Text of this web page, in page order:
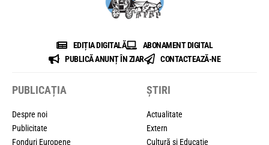
EDIȚIA DIGITALĂ
ABONAMENT DIGITAL
PUBLICĂ ANUNȚ ÎN ZIAR
CONTACTEAZĂ-NE
PUBLICAȚIA
Despre noi
Publicitate
Fonduri Europene
ȘTIRI
Actualitate
Extern
Cultură și Educație